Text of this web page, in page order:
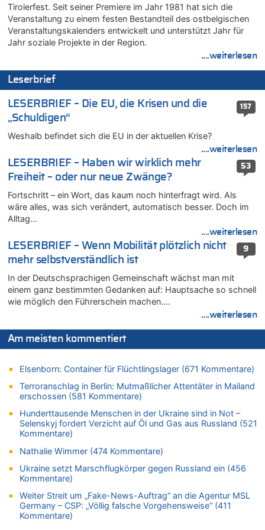
05.08.2026 - 18:10 von Ach zu
Wasserstand des Rheins in NRW so niedrig wie noch nie
05.08.2026 - 17:32 von Peter G zu
Mehrere Menschen in Londons City niedergestochen
Wasserstand des Rheins in NRW so niedrig wie noch nie
05.08.2026 - 17:18 von Chips zu
Wasserstand des Rheins in NRW so niedrig wie noch nie
05.08.2026 - 17:05 von Dax zu
Wie kam es zur Ceuta-Krise?
Wasserstand des Rheins in NRW so niedrig wie noch nie
05.08.2026 - 17:00 von Dax zu
05.08.2026 - 16:51 von Chips zu
Es gibt mmer mehr Fälle von Fahrerflucht in Belgien –
Fußgänger und Radfahrer sind die häufigsten Opfer
05.08.2026 - 16:47 von Hugo Egon Bernhard von Sinnen zu
Wasserstand des Rheins in NRW so niedrig wie noch nie
05.08.2026 - 16:44 von JoKrings zu
Zweite Hitzewelle in diesem Sommer ist jetzt amtlich
05.08.2026 - 16:14 von Patrick zu
Viktor Orban warnt Belgien kurz vor dem EU-Gipfel vor einem
05.08.2026 - 16:08 von Politiker zu
brechen [Fragen & Antworten]
05.08.2026 - 15:59 von JoKrings zu
Wie kam es zur Ceuta-Krise?
05.08.2026 - 14:38 von Beatrice Schins zu
Auf Europa ist mal wieder Verlass [Zwischenruf]
05.08.2026 - 14:25 von Willi Müller zu
Wasserstand des Rheins in NRW so niedrig wie noch nie
05.08.2026 - 13:25 von Zuhörer zu
Wasserstand des Rheins in NRW so niedrig wie noch nie
05.08.2026 - 13:22 von Der Alte zu
Zweite Hitzewelle in diesem Sommer ist jetzt amtlich
05.08.2026 - 13:18 von Zuhörer zu
Tirolerfest. Seit seiner Premiere im Jahr 1981 hat sich die
Veranstaltung zu einem festen Bestandteil des ostbelgischen
Veranstaltungskalenders entwickelt und unterstützt Jahr für
Jahr soziale Projekte in der Region.
....weiterlesen
Leserbrief
157
LESERBRIEF – Die EU, die Krisen und die
„Schuldigen“
Weshalb befindet sich die EU in der aktuellen Krise?
....weiterlesen
53
LESERBRIEF – Haben wir wirklich mehr
Freiheit – oder nur neue Zwänge?
Fortschritt – ein Wort, das kaum noch hinterfragt wird. Als
wäre alles, was sich verändert, automatisch besser. Doch im
Alltag…
....weiterlesen
9
LESERBRIEF – Wenn Mobilität plötzlich nicht
mehr selbstverständlich ist
In der Deutschsprachigen Gemeinschaft wächst man mit
einem ganz bestimmten Gedanken auf: Hauptsache so schnell
wie möglich den Führerschein machen….
....weiterlesen
Am meisten kommentiert
Elsenborn: Container für Flüchtlingslager (671 Kommentare)
Terroranschlag in Berlin: Mutmaßlicher Attentäter in Mailand
erschossen (581 Kommentare)
Hunderttausende Menschen in der Ukraine sind in Not –
Selenskyj fordert Verzicht auf Öl und Gas aus Russland (521
Kommentare)
Nathalie Wimmer (474 Kommentare)
Ukraine setzt Marschflugkörper gegen Russland ein (456
Kommentare)
Weiter Streit um „Fake-News-Auftrag“ an die Agentur MSL
Germany – CSP: „Völlig falsche Vorgehensweise“ (411
Kommentare)